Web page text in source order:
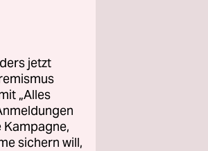
jetzt
„Alles
Kampagne,
sichern will,